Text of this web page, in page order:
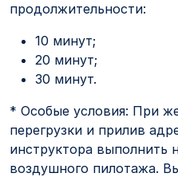
продолжительности:
10 минут;
20 минут;
30 минут.
* Особые условия: При
перегрузки и прилив
инструктора выполнить
воздушного пилотажа.